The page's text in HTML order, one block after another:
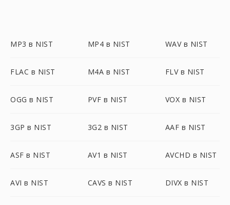
MP3 в NIST MP4 в NIST WAV в NIST
FLAC в NIST M4A в NIST FLV в NIST
OGG в NIST PVF в NIST VOX в NIST
3GP в NIST 3G2 в NIST AAF в NIST
ASF в NIST AV1 в NIST AVCHD в NIST
AVI в NIST CAVS в NIST DIVX в NIST